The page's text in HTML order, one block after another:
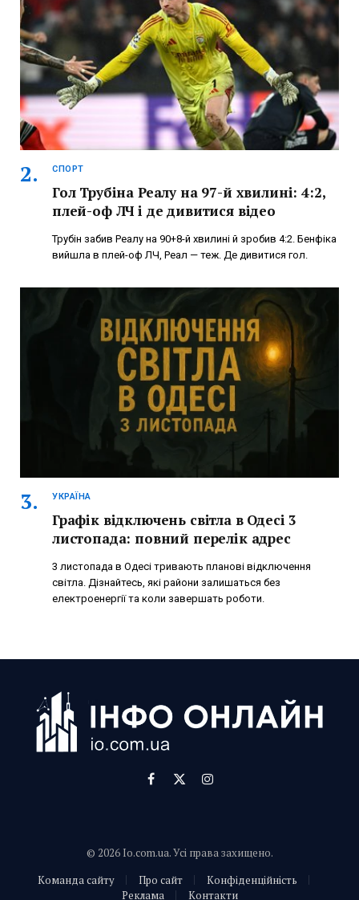
СПОРТ
Гол Трубіна Реалу на 97-й хвилині: 4:2,
плей-оф ЛЧ і де дивитися відео
Трубін забив Реалу на 90+8-й хвилині й зробив 4:2. Бенфіка
вийшла в плей-оф ЛЧ, Реал — теж. Де дивитися гол.
УКРАЇНА
Графік відключень світла в Одесі 3
листопада: повний перелік адрес
3 листопада в Одесі тривають планові відключення
світла. Дізнайтесь, які райони залишаться без
електроенергії та коли завершать роботи.
Facebook
X
Instagram
© 2026 Io.com.ua. Усі права захищено.
Команда сайту
Про сайт
Конфіденційність
Реклама
Контакти